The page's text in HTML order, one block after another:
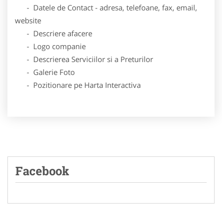
- Datele de Contact - adresa, telefoane, fax, email,
website
- Descriere afacere
- Logo companie
- Descrierea Serviciilor si a Preturilor
- Galerie Foto
- Pozitionare pe Harta Interactiva
Facebook